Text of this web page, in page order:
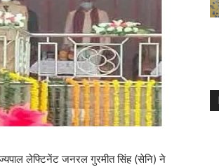
लेफ्टिनेंट जनरल गुरमीत सिंह (सेनि) ने